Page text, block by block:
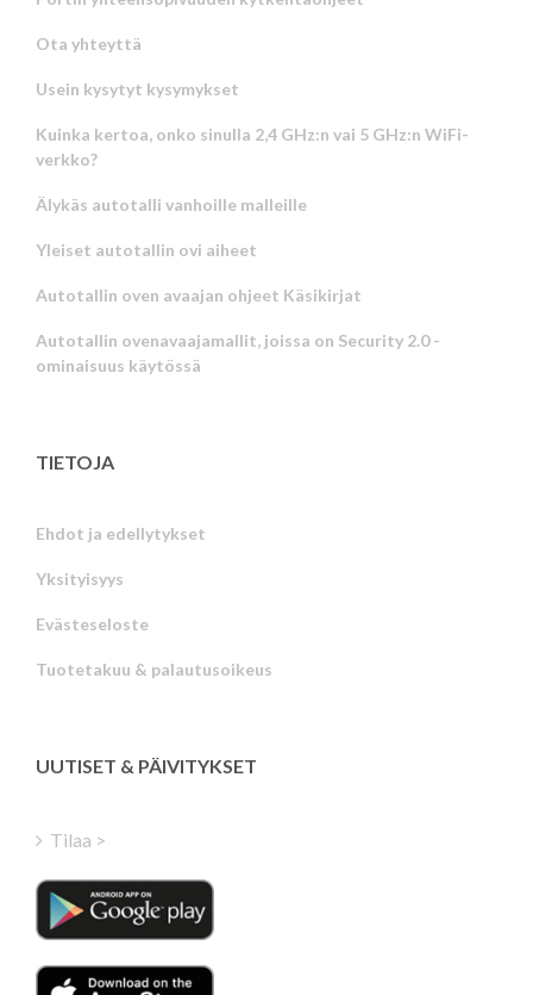
Ota yhteyttä
Usein kysytyt kysymykset
Kuinka kertoa, onko sinulla 2,4 GHz:n vai 5 GHz:n WiFi-
verkko?
Älykäs autotalli vanhoille malleille
Yleiset autotallin ovi aiheet
Autotallin oven avaajan ohjeet Käsikirjat
Autotallin ovenavaajamallit, joissa on Security 2.0 -
ominaisuus käytössä
TIETOJA
Ehdot ja edellytykset
Yksityisyys
Evästeseloste
Tuotetakuu & palautusoikeus
UUTISET & PÄIVITYKSET
Tilaa >